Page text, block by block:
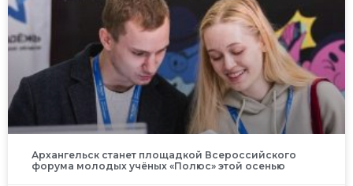
Архангельск станет площадкой Всероссийского
форума молодых учёных «Полюс» этой осенью